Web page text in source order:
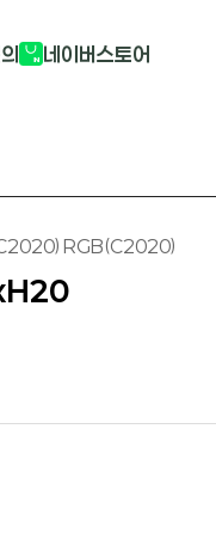
네이버스토어
RGB(C2020)